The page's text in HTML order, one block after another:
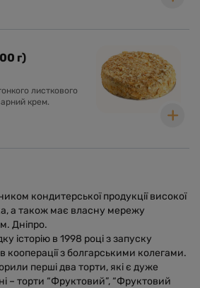
ананаса.
г)
листкового
крем.
кондитерської продукції високої
а також має власну мережу
Дніпро.
історію в 1998 році з запуску
кооперації з болгарськими колегами.
перші два торти, які є дуже
– торти “Фруктовий”, “Фруктовий